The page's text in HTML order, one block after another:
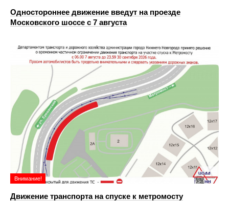
Одностороннее движение введут на проезде
Московского шоссе с 7 августа
Внимание!
Движение транспорта на спуске к метромосту